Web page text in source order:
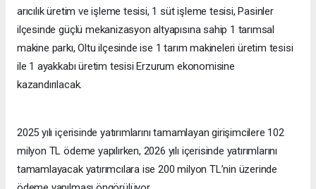
arıcılık üretim ve işleme tesisi, 1 süt işleme tesisi, Pasinler
ilçesinde güçlü mekanizasyon altyapısına sahip 1 tarımsal
makine parkı, Oltu ilçesinde ise 1 tarım makineleri üretim tesisi
ile 1 ayakkabı üretim tesisi Erzurum ekonomisine
kazandırılacak.
2025 yılı içerisinde yatırımlarını tamamlayan girişimcilere 102
milyon TL ödeme yapılırken, 2026 yılı içerisinde yatırımlarını
tamamlayacak yatırımcılara ise 200 milyon TL’nin üzerinde